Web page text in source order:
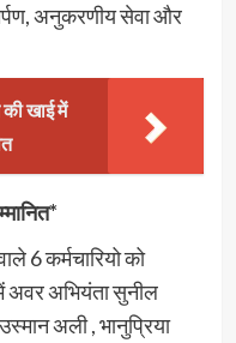
अनुकरणीय सेवा और
खाई में
6 कर्मचारियो को
अवर अभियंता सुनील
अली , भानुप्रिया